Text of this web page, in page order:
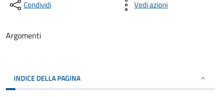
Condividi Vedi azioni
Argomenti
INDICE DELLA PAGINA